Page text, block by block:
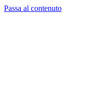
Passa al contenuto